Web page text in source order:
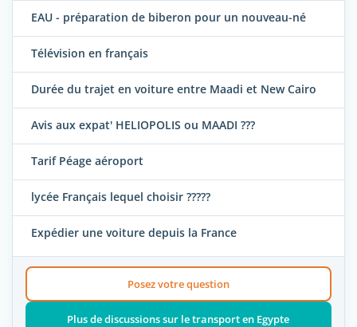
EAU - préparation de biberon pour un nouveau-né
Télévision en français
Durée du trajet en voiture entre Maadi et New Cairo
Avis aux expat' HELIOPOLIS ou MAADI ???
Tarif Péage aéroport
lycée Français lequel choisir ?????
Expédier une voiture depuis la France
Posez votre question
Plus de discussions sur le transport en Egypte